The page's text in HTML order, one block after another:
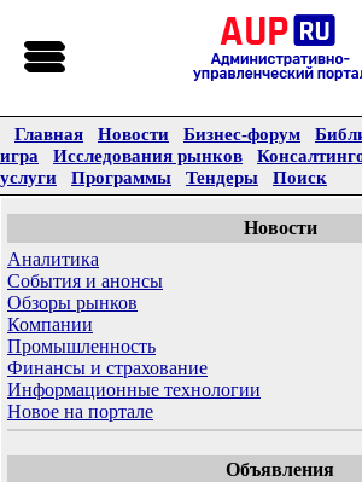
Главная Новости Бизнес-форум
игра
Исследования рынков
услуги
Программы Тендеры Поиск
Новости
Аналитика
События и анонсы
Обзоры рынков
Компании
Промышленность
Финансы и страхование
Информационные технологии
Новое на портале
Объявления